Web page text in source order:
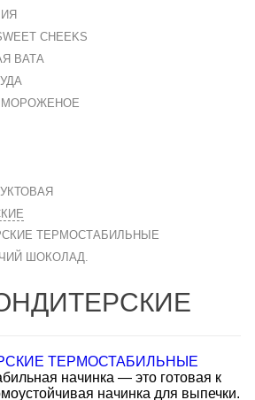
CHEEKS
ВАТА
МОРОЖЕНОЕ
ТЕРМОСТАБИЛЬНЫЕ
ШОКОЛАД.
ТЕРМОСТАБИЛЬНЫЕ
начинка — это готовая к
начинка для выпечки.